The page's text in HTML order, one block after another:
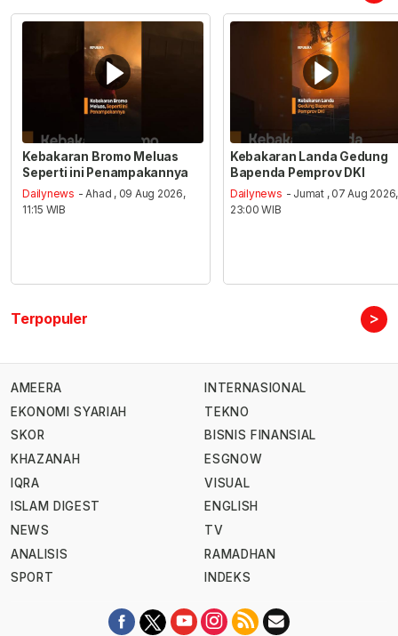
Kebakaran Bromo Meluas
Seperti ini Penampakannya
Dailynews - Ahad , 09 Aug 2026,
11:15 WIB
Kebakaran Landa Gedung
Bapenda Pemprov DKI
Dailynews - Jumat , 07 Aug 2026,
23:00 WIB
Terpopuler >
AMEERA
EKONOMI SYARIAH
SKOR
KHAZANAH
IQRA
ISLAM DIGEST
NEWS
ANALISIS
SPORT
INTERNASIONAL
TEKNO
BISNIS FINANSIAL
ESGNOW
VISUAL
ENGLISH
TV
RAMADHAN
INDEKS